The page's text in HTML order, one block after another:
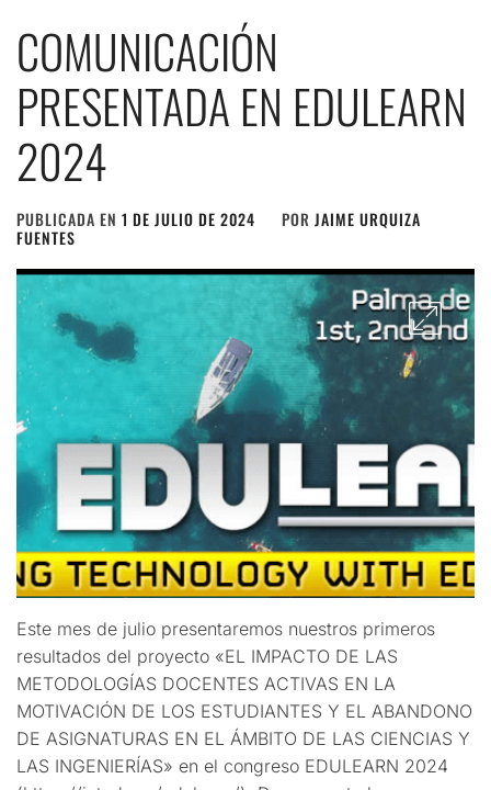
COMUNICACIÓN
PRESENTADA EN EDULEARN
2024
PUBLICADA EN 1 DE JULIO DE 2024 POR JAIME URQUIZA
FUENTES
Este mes de julio presentaremos nuestros primeros
resultados del proyecto «EL IMPACTO DE LAS
METODOLOGÍAS DOCENTES ACTIVAS EN LA
MOTIVACIÓN DE LOS ESTUDIANTES Y EL ABANDONO
DE ASIGNATURAS EN EL ÁMBITO DE LAS CIENCIAS Y
LAS INGENIERÍAS» en el congreso EDULEARN 2024